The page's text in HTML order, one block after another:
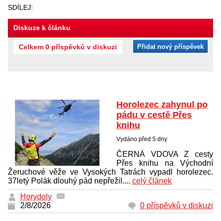
SDÍLEJ:
Diskuze k článku
Celkem 0 příspěvků v diskuzi Přidat nový příspěvek
Horolezec zahynul po
pádu v cestě Přes
knihu
Vydáno před 5 dny
ČERNÁ VDOVA Z cesty
Přes knihu na Východní
Žeruchové věže ve Vysokých Tatrách vypadl horolezec.
37letý Polák dlouhý pád nepřežil.... celý článek
Horydoly
2/8/2026
0 příspěvků v diskuzi